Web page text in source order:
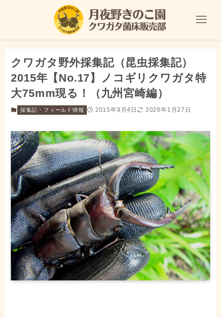
クワガタ野外採集記（昆虫採集記）
2015年【No.17】ノコギリクワガタ特
大75mm現る！（九州宮崎編）
採集記・フィールド情報 2015年9月4日 2026年1月27日